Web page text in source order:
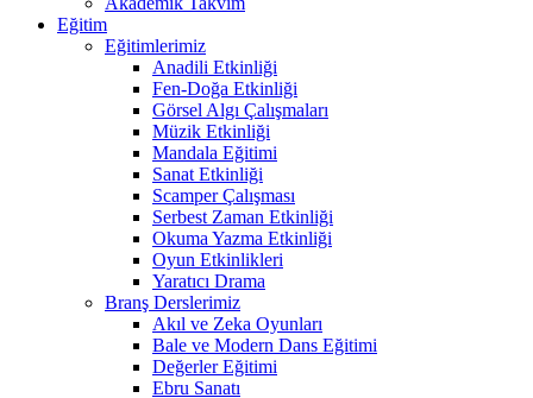
Eğitim
Eğitimlerimiz
Anadili Etkinliği
Fen-Doğa Etkinliği
Görsel Algı Çalışmaları
Müzik Etkinliği
Mandala Eğitimi
Sanat Etkinliği
Scamper Çalışması
Serbest Zaman Etkinliği
Okuma Yazma Etkinliği
Oyun Etkinlikleri
Yaratıcı Drama
Branş Derslerimiz
Akıl ve Zeka Oyunları
Bale ve Modern Dans Eğitimi
Değerler Eğitimi
Ebru Sanatı